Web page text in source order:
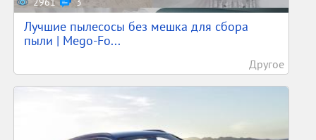
Лучшие пылесосы без мешка для сбора
пыли | Mego-Fo...
Другое